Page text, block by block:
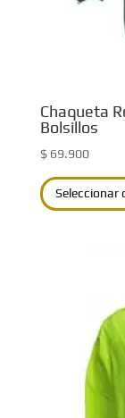
Chaqueta
Bolsillos
$69.900
Seleccionar